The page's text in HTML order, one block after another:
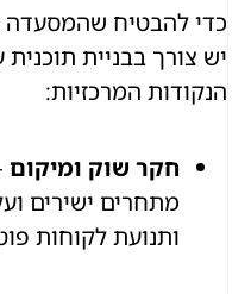
כדי להבטיח שהמסעדה
יש צורך בבניית
הנקודות המרכזיות:
חקר שוק ומיקום
מתחרים ישירים
ותנועת לקוחות